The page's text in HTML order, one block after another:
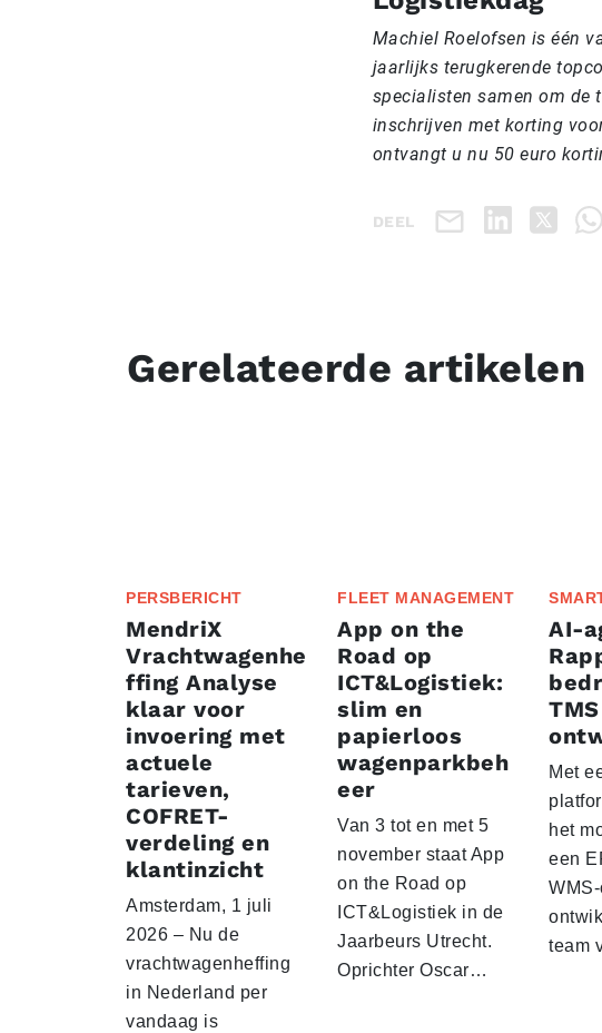
Machiel Roelofsen is één
jaarlijks terugkerende
specialisten samen om de
inschrijven met korting
ontvangt u nu 50 euro
DEEL
Gerelateerde artikelen
PERSBERICHT
MendriX
Vrachtwagenhe
ffing Analyse
klaar voor
invoering met
actuele
tarieven,
COFRET-
verdeling en
klantinzicht
Amsterdam, 1 juli
2026 – Nu de
vrachtwagenheffing
in Nederland per
vandaag is
FLEET MANAGEMENT
App on the
Road op
ICT&Logistiek:
slim en
papierloos
wagenparkbeh
eer
Van 3 tot en met 5
november staat App
on the Road op
ICT&Logistiek in de
Jaarbeurs Utrecht.
Oprichter Oscar…
AI-
Met
het
een
team